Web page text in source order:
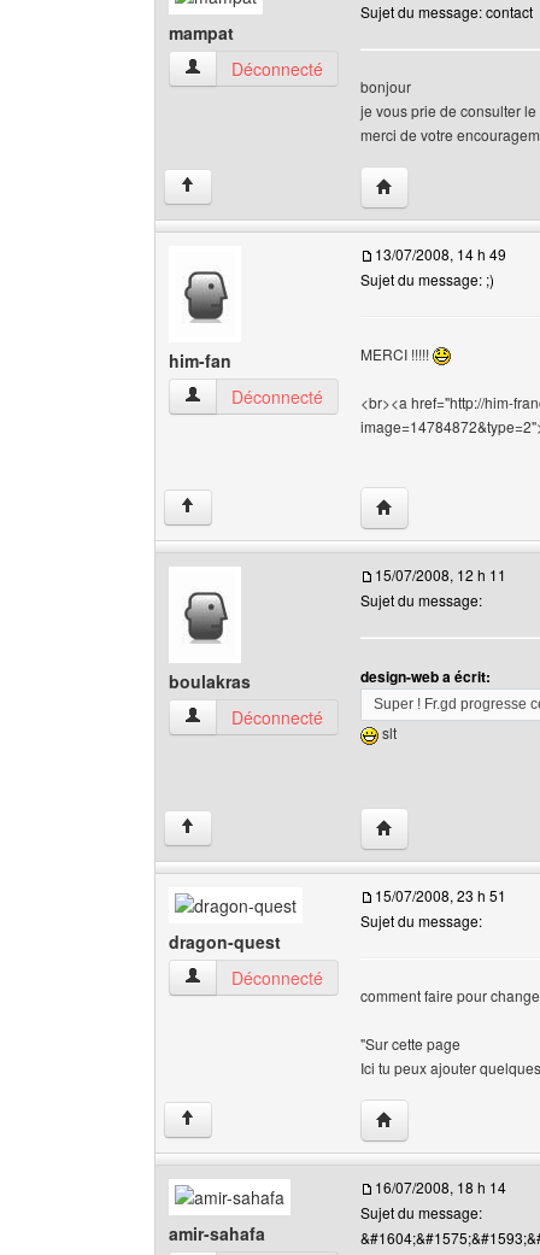
mampat
mampat Voir le profil de l'utilisateur
Déconnecté
Sujet du message: contact
bonjour
je vous prie de consulter le
merci de votre
↑ Visiter le site web
him-fan
him-fan Voir le profil de l'utilisateur
Déconnecté
13/07/2008, 14 h 49
Sujet du message: ;)
MERCI !!!!!
<br><a href="http://him-
↑ Visiter le site web
boulakras
boulakras Voir le profil de l'utilisateur
Déconnecté
15/07/2008, 12 h 11
Sujet du message:
design-web a écrit:
Super ! Fr.gd progresse
slt
↑ Visiter le site web
dragon-quest
dragon-quest Voir le profil de l'utilisateur
Déconnecté
15/07/2008, 23 h 51
Sujet du message:
comment faire pour
"Sur cette page
Ici tu peux ajouter
↑ Visiter le site web
amir-sahafa
16/07/2008, 18 h 14
Sujet du message: